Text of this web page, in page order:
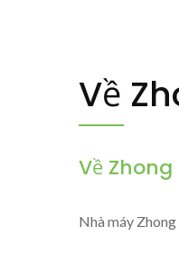
Về
Về Zhong
Nhà máy